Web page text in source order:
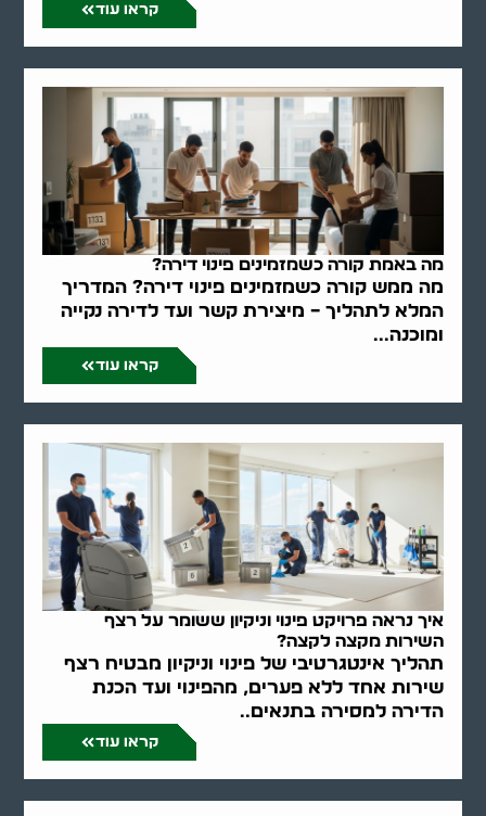
קראו עוד
מה באמת קורה כשמזמינים פינוי דירה?
מה ממש קורה כשמזמינים פינוי דירה? המדריך
המלא לתהליך – מיצירת קשר ועד לדירה נקייה
ומוכנה...
קראו עוד
איך נראה פרויקט פינוי וניקיון ששומר על רצף
השירות מקצה לקצה?
תהליך אינטגרטיבי של פינוי וניקיון מבטיח רצף
שירות אחד ללא פערים, מהפינוי ועד הכנת
הדירה למסירה בתנאים..
קראו עוד